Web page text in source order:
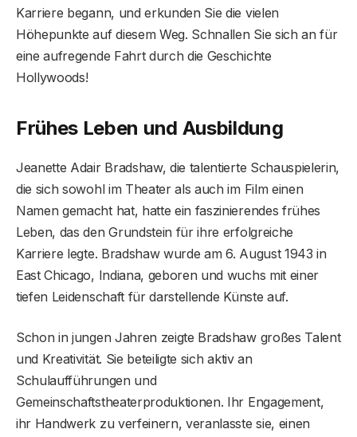
Karriere begann, und erkunden Sie die vielen
Höhepunkte auf diesem Weg. Schnallen Sie sich an für
eine aufregende Fahrt durch die Geschichte
Hollywoods!
Frühes Leben und Ausbildung
Jeanette Adair Bradshaw, die talentierte Schauspielerin,
die sich sowohl im Theater als auch im Film einen
Namen gemacht hat, hatte ein faszinierendes frühes
Leben, das den Grundstein für ihre erfolgreiche
Karriere legte. Bradshaw wurde am 6. August 1943 in
East Chicago, Indiana, geboren und wuchs mit einer
tiefen Leidenschaft für darstellende Künste auf.
Schon in jungen Jahren zeigte Bradshaw großes Talent
und Kreativität. Sie beteiligte sich aktiv an
Schulaufführungen und
Gemeinschaftstheaterproduktionen. Ihr Engagement,
ihr Handwerk zu verfeinern, veranlasste sie, einen